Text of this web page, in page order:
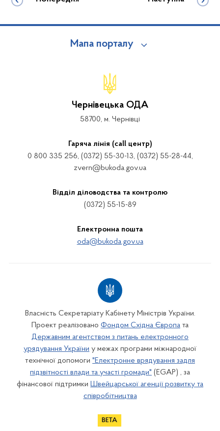
Мапа порталу
Чернівецька ОДА
58700, м. Чернівці
Гаряча лінія (call центр)
0 800 335 256, (0372) 55-30-13, (0372) 55-28-44,
zvern@bukoda.gov.ua
Відділ діловодства та контролю
(0372) 55-15-89
Електронна пошта
oda@bukoda.gov.ua
Власність Секретаріату Кабінету Міністрів України.
Проект реалізовано Фондом Східна Європа та
Державним агентством з питань електронного
урядування України у межах програми міжнародної
технічної допомоги "Електронне врядування задля
підзвітності влади та участі громади" (EGAP) , за
фінансової підтримки Швейцарської агенції розвитку та
співробітництва